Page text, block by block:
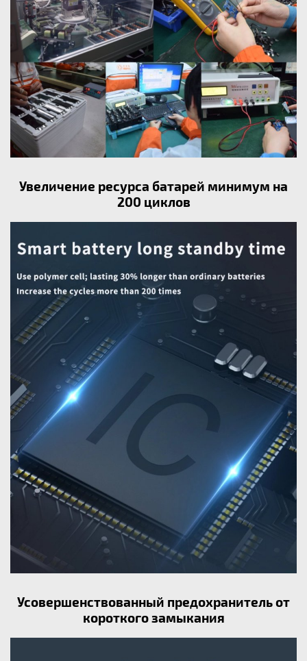
Увеличение ресурса батарей минимум на
200 циклов
Усовершенствованный предохранитель от
короткого замыкания